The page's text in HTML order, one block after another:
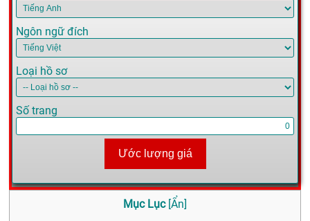
Ngôn ngữ đích
Loại hồ sơ
Số trang
Ước lượng giá
Mục Lục [Ẩn]